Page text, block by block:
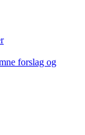
forslag og